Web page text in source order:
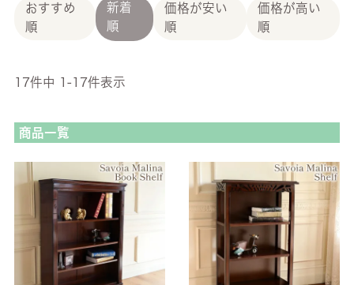
おすすめ
順
新着
順
価格が安い
順
価格が高い
順
17件中 1 -17件表示
商品一覧